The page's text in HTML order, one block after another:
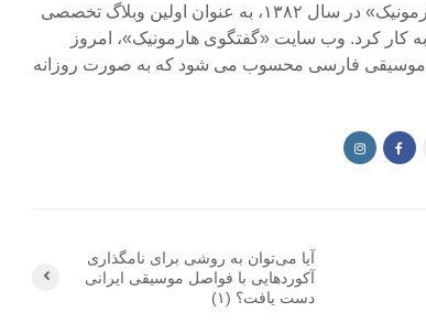
مجله آنلاین «گفتگوی هارمونیک» در سال ۱۳۸۲، به عنوان اولین وبلاگ تخصصی
کار کرد. وب سایت «گفتگوی هارمونیک»، امروز
موسیقی فارسی محسوب می شود که به صورت روزانه
آیا می‌توان به روشی برای نامگذاری
آکوردهایی با فواصل موسیقی ایرانی
دست یافت؟ (۱)